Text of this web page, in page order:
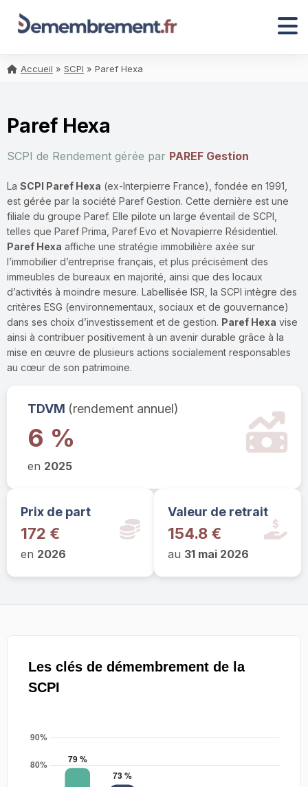
Accueil » SCPI » Paref Hexa
Paref Hexa
SCPI de Rendement gérée par PAREF Gestion
La SCPI Paref Hexa (ex-Interpierre France), fondée en 1991,
est gérée par la société Paref Gestion. Cette dernière est une
filiale du groupe Paref. Elle pilote un large éventail de SCPI,
telles que Paref Prima, Paref Evo et Novapierre Résidentiel.
Paref Hexa affiche une stratégie immobilière axée sur
l’immobilier d’entreprise français, et plus précisément des
immeubles de bureaux en majorité, ainsi que des locaux
d’activités à moindre mesure. Labellisée ISR, la SCPI intègre des
critères ESG (environnementaux, sociaux et de gouvernance)
dans ses choix d’investissement et de gestion. Paref Hexa vise
ainsi à contribuer positivement à un avenir durable grâce à la
mise en œuvre de plusieurs actions socialement responsables
au cœur de son patrimoine.
TDVM (rendement annuel)
6 %
en 2025
Prix de part
172 €
en 2026
Valeur de retrait
154.8 €
au 31 mai 2026
Les clés de démembrement de la
SCPI